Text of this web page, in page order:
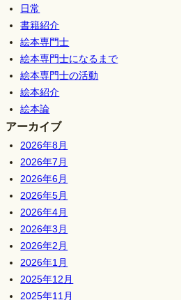
日常
書籍紹介
絵本専門士
絵本専門士になるまで
絵本専門士の活動
絵本紹介
絵本論
アーカイブ
2026年8月
2026年7月
2026年6月
2026年5月
2026年4月
2026年3月
2026年2月
2026年1月
2025年12月
2025年11月